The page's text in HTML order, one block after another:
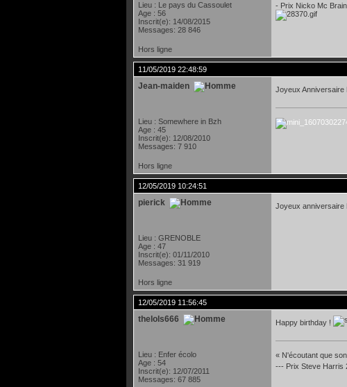
Lieu : Le pays du Cassoulet
Age : 56
Inscrit(e): 14/08/2015
Messages: 28 846
- Prix Nicko Mc
Hors ligne
11/05/2019 22:48:59
Jean-maiden
Lieu : Somewhere in Bzh
Age : 45
Inscrit(e): 12/08/2010
Messages: 7 910
Joyeux Anniversaire
Hors ligne
12/05/2019 10:24:51
pierick
Lieu : GRENOBLE
Age : 47
Inscrit(e): 01/11/2010
Messages: 31 919
Joyeux anniversaire
Hors ligne
12/05/2019 11:56:45
thelols666
Lieu : Enfer écolo
Age : 54
Inscrit(e): 12/07/2011
Messages: 67 885
Happy birthday !
« N'écoutant que
--- Prix Steve Harris